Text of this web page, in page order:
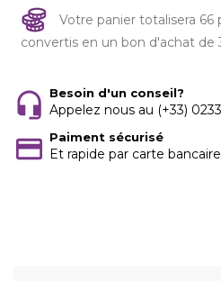
Votre panier totalisera
convertis en un bon d'achat de
Besoin d'un conseil?
Appelez nous au (+33)
Paiment sécurisé
Et rapide par carte bancaire